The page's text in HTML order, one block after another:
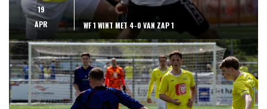
19
APR
WF 1 WINT MET 4-0 VAN ZAP 1